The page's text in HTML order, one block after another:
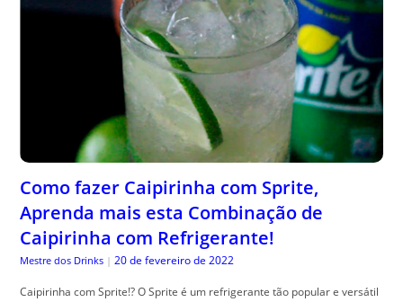
Como fazer Caipirinha com Sprite,
Aprenda mais esta Combinação de
Caipirinha com Refrigerante!
Mestre dos Drinks | 20 de fevereiro de 2022
Caipirinha com Sprite!? O Sprite é um refrigerante tão popular e versátil